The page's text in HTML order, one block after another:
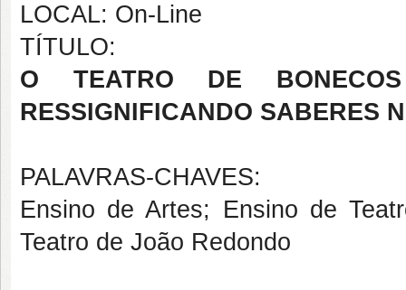
LOCAL: On-Line
TÍTULO:
O TEATRO DE
RESSIGNIFICANDO SABERES
PALAVRAS-CHAVES:
Ensino de Artes; Ensino de
Teatro de João Redondo